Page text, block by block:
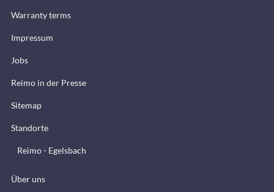
Warranty terms
Impressum
Jobs
Reimo in der Presse
Sitemap
Standorte
Reimo - Egelsbach
Über uns